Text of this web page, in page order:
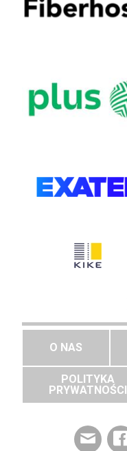
O NAS
POLITYKA
PRYWATNOŚCI